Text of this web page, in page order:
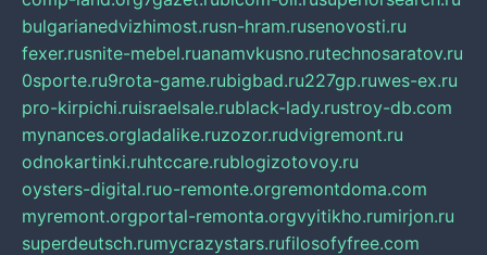
bulgarianedvizhimost.rusn-hram.rusenovosti.ru
fexer.rusnite-mebel.ruanamvkusno.rutechnosaratov.ru
0sporte.ru9rota-game.rubigbad.ru227gp.ruwes-ex.ru
pro-kirpichi.ruisraelsale.rublack-lady.rustroy-db.com
mynances.orgladalike.ruzozor.rudvigremont.ru
odnokartinki.ruhtccare.rublogizotovoy.ru
oysters-digital.ruo-remonte.orgremontdoma.com
myremont.orgportal-remonta.orgvyitikho.rumirjon.ru
superdeutsch.rumycrazystars.rufilosofyfree.com